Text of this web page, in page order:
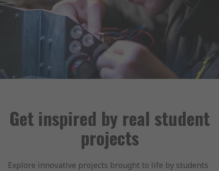
Get inspired by real student
projects
Explore innovative projects brought to life by students